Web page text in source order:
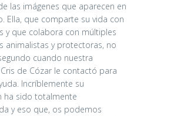
las imágenes que aparecen en
Ella, que comparte su vida con
y que colabora con múltiples
animalistas y protectoras, no
cuando nuestra
de Cózar le contactó para
Incríblemente su
ha sido totalmente
y eso que, os podemos